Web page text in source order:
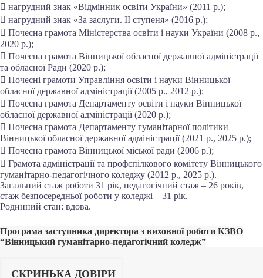
 нагрудний знак «Відмінник освіти України» (2011 р.);
 нагрудний знак «За заслуги. ІІ ступеня» (2016 р.);
 Почесна грамота Міністерства освіти і науки України (2008 р.,
2020 р.);
 Почесна грамота Вінницької обласної державної адміністрації
та обласної Ради (2020 р.);
 Почесні грамоти Управління освіти і науки Вінницької
обласної державної адміністрації (2005 р., 2012 р.);
 Почесна грамота Департаменту освіти і науки Вінницької
обласної державної адміністрації (2020 р.);
 Почесна грамота Департаменту гуманітарної політики
Вінницької обласної державної адміністрації (2021 р., 2025 р.);
 Почесна грамота Вінницької міської ради (2006 р.);
 Грамота адміністрації та профспілкового комітету Вінницького
гуманітарно-педагогічного коледжу (2012 р., 2025 р.).
Загальний стаж роботи 31 рік, педагогічний стаж – 26 років,
стаж безпосередньої роботи у коледжі – 31 рік.
Родинний стан: вдова.
Програма заступника директора з виховної роботи КЗВО
“Вінницький гуманітарно-педагогічний коледж”
СКРИНЬКА ДОВІРИ